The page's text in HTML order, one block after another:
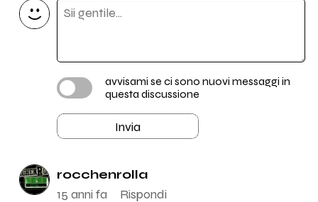
avvisami se ci sono nuovi messaggi in
questa discussione
Invia
rocchenrolla
15 anni fa
Rispondi